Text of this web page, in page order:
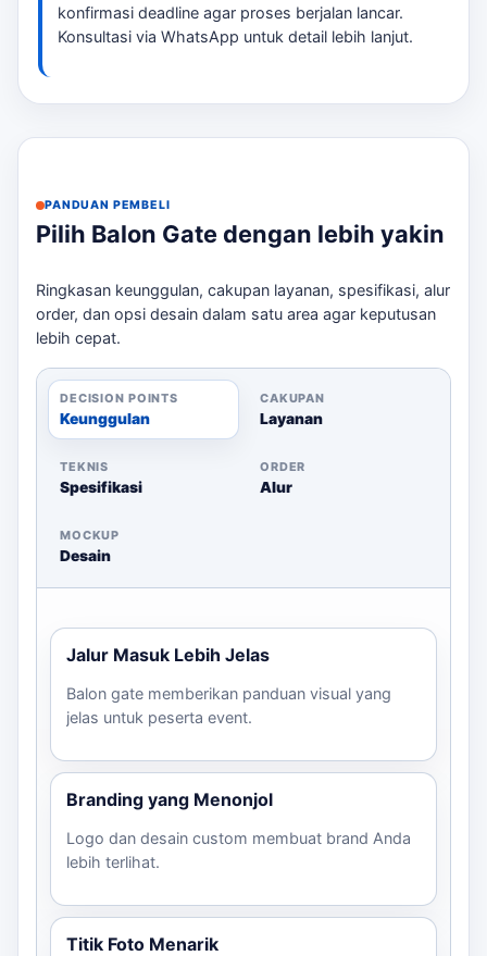
Ceklis Sebelum Pemesanan
Arah hadap logo dan desain
Kami dapat dihubungi untuk Anda merencanakan balon
gate yang sesuai dengan kebutuhan acara Anda.
Hubungi kami untuk konsultasi dan estimasi harga.
dapat dipakai untuk melihat opsi layanan lain sebelum
finalisasi kebutuhan.
konfirmasi deadline agar proses berjalan lancar.
Konsultasi via WhatsApp untuk detail lebih lanjut.
PANDUAN PEMBELI
Pilih Balon Gate dengan lebih yakin
Ringkasan keunggulan, cakupan layanan, spesifikasi, alur
order, dan opsi desain dalam satu area agar keputusan
lebih cepat.
DECISION POINTS
Keunggulan
CAKUPAN
Layanan
TEKNIS
Spesifikasi
ORDER
Alur
MOCKUP
Desain
Jalur Masuk Lebih Jelas
Balon gate memberikan panduan visual yang
jelas untuk peserta event.
Branding yang Menonjol
Logo dan desain custom membuat brand Anda
lebih terlihat.
Titik Foto Menarik